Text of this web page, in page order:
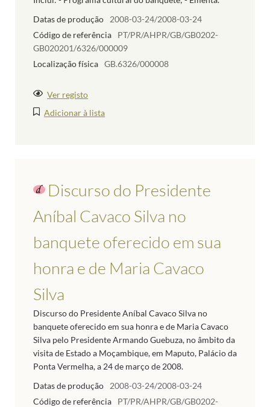
Datas de produção
2008-03-24/2008-03-24
Código de referência
PT/PR/AHPR/GB/GB0202-
GB020201/6326/000009
Localização física GB.6326/000008
Ver registo
Adicionar à lista
Discurso do Presidente
Aníbal Cavaco Silva no
banquete oferecido em sua
honra e de Maria Cavaco
Silva
Discurso do Presidente Aníbal Cavaco Silva no
banquete oferecido em sua honra e de Maria Cavaco
Silva pelo Presidente Armando Guebuza, no âmbito da
visita de Estado a Moçambique, em Maputo, Palácio da
Ponta Vermelha, a 24 de março de 2008.
Datas de produção
2008-03-24/2008-03-24
Código de referência
PT/PR/AHPR/GB/GB0202-